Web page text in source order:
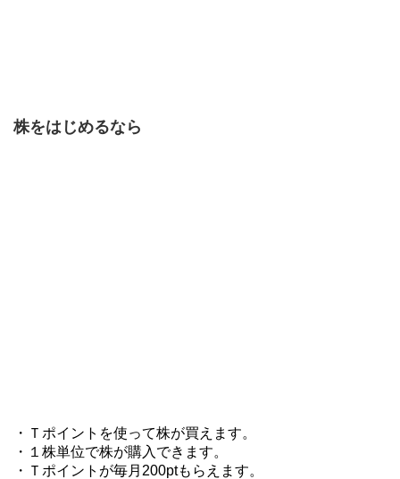
株をはじめるなら
・Ｔポイントを使って株が買えます。
・１株単位で株が購入できます。
・Ｔポイントが毎月200ptもらえます。